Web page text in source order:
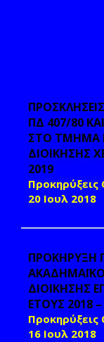
ΠΔ 407/80
ΣΤΟ ΤΜΗΜΑ
ΔΙΟΙΚΗΣΗΣ
2019
20 Ιουλ 2018
ΠΡΟΚΗΡΥΞΗ
ΔΙΟΙΚΗΣΗΣ
ΕΤΟΥΣ 2018 –
16 Ιουλ 2018